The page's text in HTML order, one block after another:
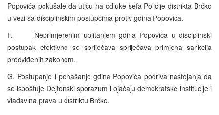
Popovića pokušale da utiču na odluke šefa Policije distrikta Brčko
u vezi sa disciplinskim postupcima protiv gdina Popovića.
F. Neprimjerenim uplitanjem gdina Popovića u disciplinski
postupak efektivno se spriječava spriječava primjena sankcija
predviđenih zakonom.
G. Postupanje i ponašanje gdina Popovića podriva nastojanja da
se ispoštuje Dejtonski sporazum i ojačaju demokratske institucije i
vladavina prava u distriktu Brčko.